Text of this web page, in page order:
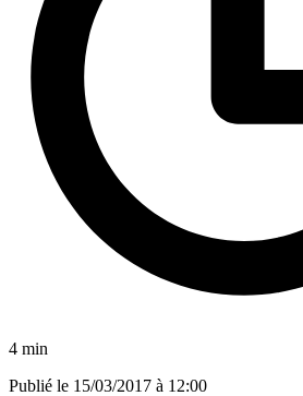
4 min
Publié le 15/03/2017 à 12:00